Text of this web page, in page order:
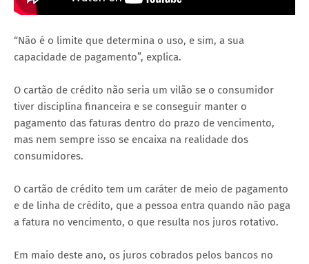
“Não é o limite que determina o uso, e sim, a sua
capacidade de pagamento”, explica.
O cartão de crédito não seria um vilão se o consumidor
tiver disciplina financeira e se conseguir manter o
pagamento das faturas dentro do prazo de vencimento,
mas nem sempre isso se encaixa na realidade dos
consumidores.
O cartão de crédito tem um caráter de meio de pagamento
e de linha de crédito, que a pessoa entra quando não paga
a fatura no vencimento, o que resulta nos juros rotativo.
Em maio deste ano, os juros cobrados pelos bancos no